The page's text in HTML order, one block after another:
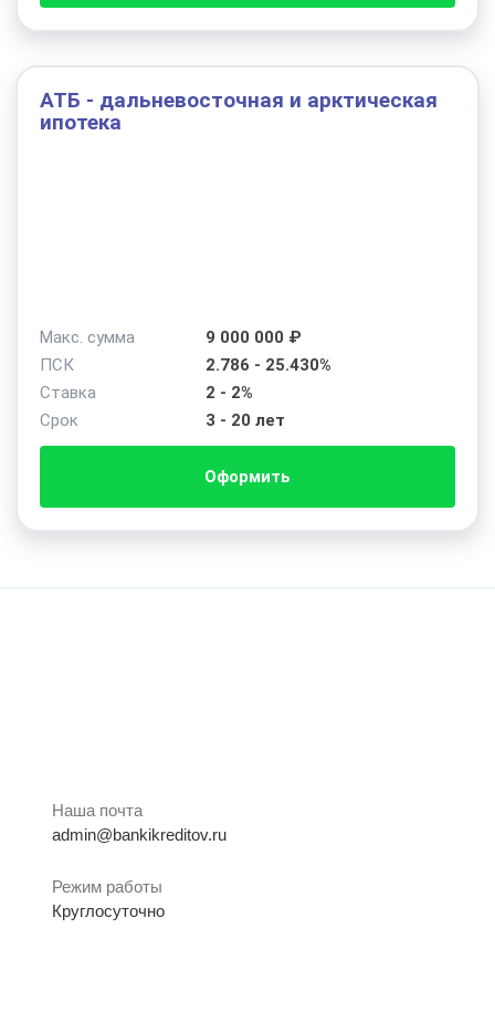
АТБ - дальневосточная и арктическая
ипотека
Макс. сумма
9 000 000 ₽
ПСК
2.786 - 25.430%
Ставка
2 - 2%
Срок
3 - 20 лет
Оформить
Наша почта
admin@bankikreditov.ru
Режим работы
Круглосуточно